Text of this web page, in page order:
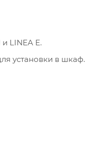
LINEA E.
установки в шкаф.